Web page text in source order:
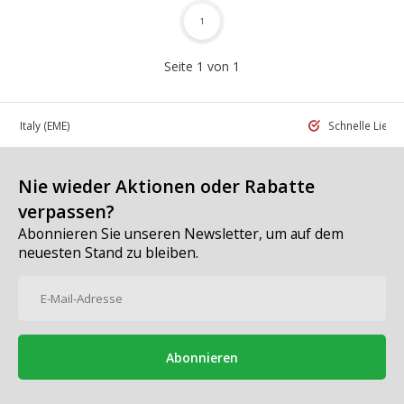
Seite 1 von 1
1
in Italy (EME) Schnelle
Nie wieder Aktionen oder Rabatte
verpassen?
Abonnieren Sie unseren Newsletter, um auf dem
neuesten Stand zu bleiben.
Abonnieren